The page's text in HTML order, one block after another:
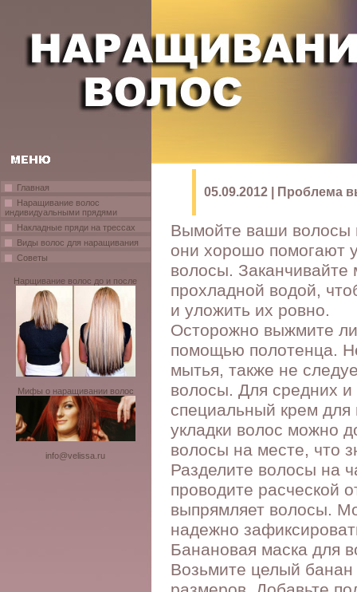
Главная
Наращивание волос
индивидуальными прядями
Накладные пряди на трессах
Виды волос для наращивания
Советы
Нарщивание волос до и после
Мифы о наращивании волос
info@velissa.ru
05.09.2012 | Проблема
Вымойте ваши волосы
они хорошо помогают
волосы.
прохладной водой,
и уложить их ровно.
Осторожно выжмите
помощью полотенца.
мытья, также не
волосы. Для средних и
специальный крем для
укладки волос можно
волосы на месте, что
Разделите волосы на
проводите расческой
выпрямляет волосы.
надежно
Банановая маска для
Возьмите целый банан